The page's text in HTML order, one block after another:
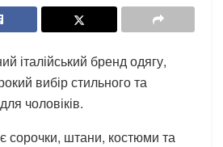
італійський бренд одягу,
вибір стильного та
чоловіків.
сорочки, штани, костюми та